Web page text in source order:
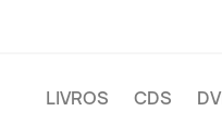
LIVROS CDS